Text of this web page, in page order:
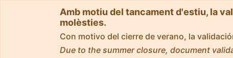
Amb motiu del tancament d'estiu, la
molèsties.
Con motivo del cierre de verano, la
Due to the summer closure, document